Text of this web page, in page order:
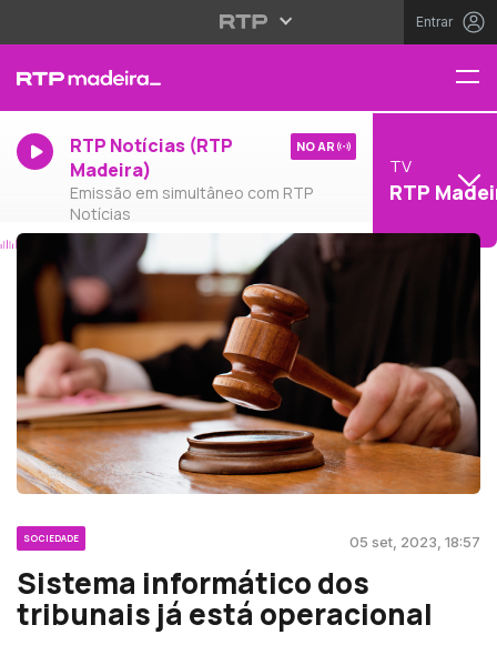
Entrar
RTP Notícias (RTP
Madeira)
Emissão em simultâneo com RTP
Notícias
NO AR
TV
RTP
SOCIEDADE 05 set, 2023, 18:57
Sistema informático dos
tribunais já está operacional